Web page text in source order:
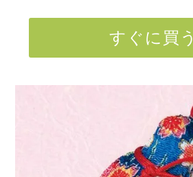
すぐに買う